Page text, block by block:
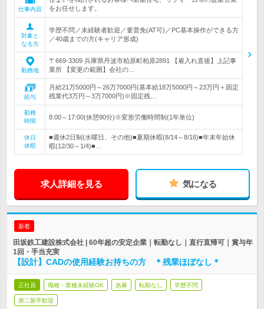
仕事内容
をお任せします。
対象と
なる方
学歴不問／未経験者歓迎／要普免(AT可)／PC基本操作ができる方
／40歳までの方(キャリア形成)
勤務地
〒669-3309 兵庫県丹波市柏原町柏原2891 【雇入れ直後】上記事
業所 【変更の範囲】会社の…
給与
月給21万5000円～26万7000円(基本給18万5000円～23万円＋固定
残業代3万円～3万7000円)※固定残…
勤務
時間
8:00～17:00(休憩90分)※変形労働時間制(1年単位)
休日
休暇
■週休2日制(水曜日、その他)■夏期休暇(8/14～8/16)■年末年始休
暇(12/30～1/4)■…
求人詳細を見る 気になる
新着
田坂鉄工建設株式会社 | 60年超の安定企業｜転勤なし｜直行直帰可｜賞与年
1回・手当充実
【設計】CADの使用経験お持ちの方 ＊残業ほぼなし＊
正社員 職種・業種未経験OK 急募 転勤なし 学歴不問
第二新卒歓迎